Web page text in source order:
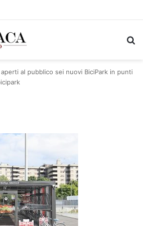
sull’uso dei farmaci in Italia
al pubblico sei nuovi BiciPark in punti